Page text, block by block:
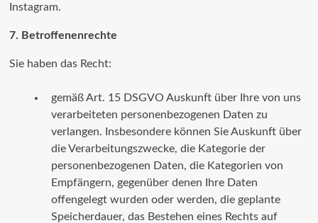
Instagram.
7. Betroffenenrechte
Sie haben das Recht:
gemäß Art. 15 DSGVO Auskunft über Ihre von uns
verarbeiteten personenbezogenen Daten zu
verlangen. Insbesondere können Sie Auskunft über
die Verarbeitungszwecke, die Kategorie der
personenbezogenen Daten, die Kategorien von
Empfängern, gegenüber denen Ihre Daten
offengelegt wurden oder werden, die geplante
Speicherdauer, das Bestehen eines Rechts auf